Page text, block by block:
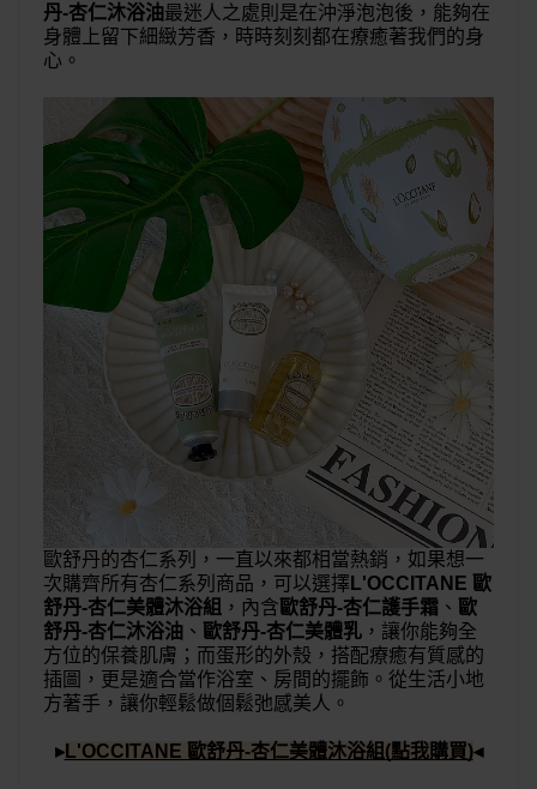
丹-杏仁沐浴油最迷人之處則是在沖淨泡泡後，能夠在
身體上留下細緻芳香，時時刻刻都在療癒著我們的身
心。
歐舒丹的杏仁系列，一直以來都相當熱銷，如果想一
次購齊所有杏仁系列商品，可以選擇 L'OCCITANE 歐
舒丹-杏仁美體沐浴組 ，內含 歐舒丹-杏仁護手霜 、 歐
舒丹-杏仁沐浴油 、 歐舒丹-杏仁美體乳 ，讓你能夠全
方位的保養肌膚；而蛋形的外殼，搭配療癒有質感的
插圖，更是適合當作浴室、房間的擺飾。從生活小地
方著手，讓你輕鬆做個鬆弛感美人。
▸L'OCCITANE 歐舒丹-杏仁美體沐浴組(點我購買)◂